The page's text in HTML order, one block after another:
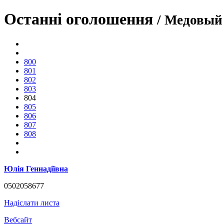
Останні оголошення/
800
801
802
803
804
805
806
807
808
Юлія Геннадіївна
0502058677
Надіслати листа
Вебсайт